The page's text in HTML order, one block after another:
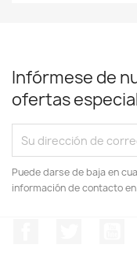
Infórmese de
ofertas
Puede darse de baja en
información de contacto